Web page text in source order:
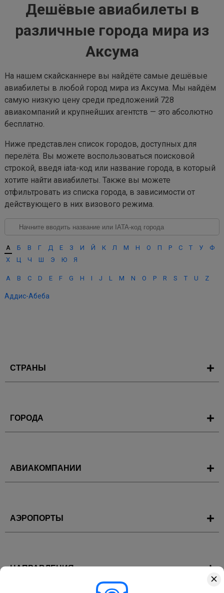
Дешёвые авиабилеты в
различные города мира из
Аксума
На нашем скайсканнере вы найдёте самые дешёвые
авиабилеты в любой город мира из Аксума. Мы найдём
самую низкую цену среди предложений 728
авиакомпаний и крупнейших агентств — это абсолютно
бесплатно.
Ниже представлен список городов, доступных для
перелёта. Вы можете воспользоваться поисковой
строкой, введя iata-код или название города, в который
хотите найти авиабилеты. Также вы можете
отфильтровать из списка города, в зависимости от
действующего в них визового режима.
А Б В Г Д Е З И Й К Л М Н О П Р С Т У
Ф
Х
Ц Ч Ш Э Ю Я
A B C D E F G H I J L M N O P R S T U Z
Аддис-Абеба
СТРАНЫ
ГОРОДА
АВИАКОМПАНИИ
АЭРОПОРТЫ
НАПРАВЛЕНИЯ